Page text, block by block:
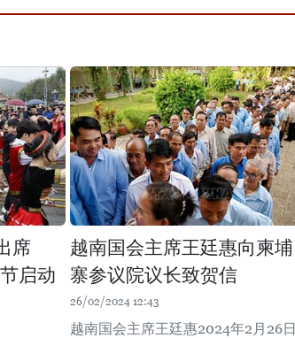
席
启动
越南国会主席王廷惠向柬埔
寨参议院议长致贺信
26/02/2024 12:43
越南国会主席王廷惠2024年2月26日